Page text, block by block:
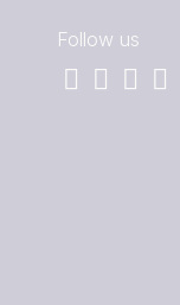
Follow us